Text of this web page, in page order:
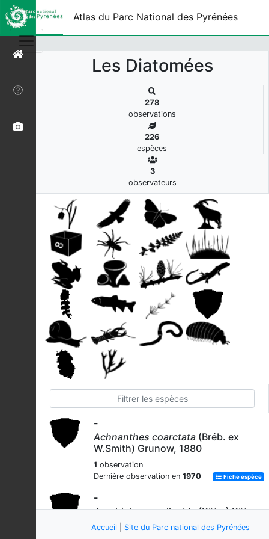
Atlas du Parc National des Pyrénées
Les Diatomées
278
observations
226
espèces
3
observateurs
-
Achnanthes coarctata (Bréb. ex
W.Smith) Grunow, 1880
1 observation
Dernière observation en 1970 Fiche espèce
-
Amphipleura pellucida(Kütz.) Kütz.,
1844
Accueil Site du Parc national des Pyrénées